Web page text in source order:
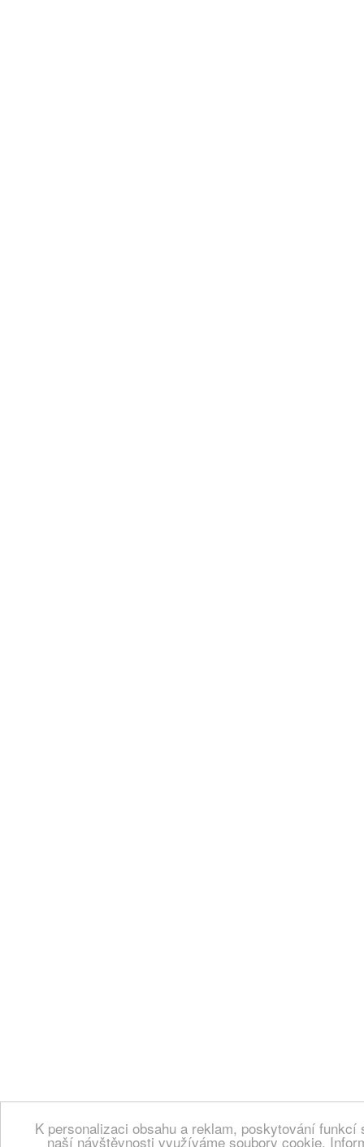
K personalizaci obsahu a reklam, poskytování
naší návštěvnosti využíváme soubory cookie.